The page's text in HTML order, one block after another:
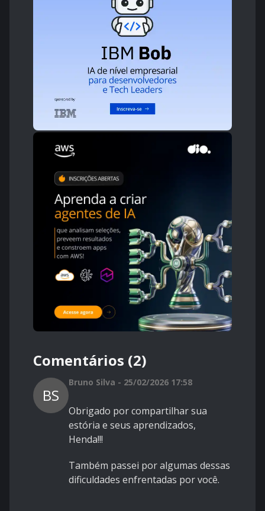
Comentários (2)
BS
Bruno Silva - 25/02/2026 17:58
Obrigado por compartilhar sua
estória e seus aprendizados,
Henda!!!
Também passei por algumas dessas
dificuldades enfrentadas por você.